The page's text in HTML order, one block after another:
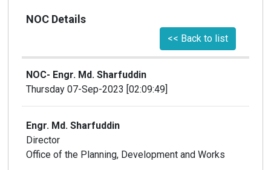
NOC Details
<< Back to list
NOC- Engr. Md. Sharfuddin
Thursday 07-Sep-2023 [02:09:49]
Engr. Md. Sharfuddin
Director
Office of the Planning, Development and Works